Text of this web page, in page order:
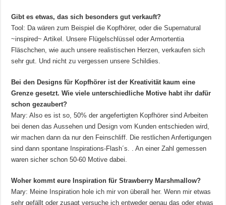
Gibt es etwas, das sich besonders gut verkauft?
Tool: Da wären zum Beispiel die Kopfhörer, oder die Supernatural
~inspired~ Artikel. Unsere Flügelschlüssel oder Armortentia
Fläschchen, wie auch unsere realistischen Herzen, verkaufen sich
sehr gut. Und nicht zu vergessen unsere Schildies.
Bei den Designs für Kopfhörer ist der Kreativität kaum eine
Grenze gesetzt. Wie viele unterschiedliche Motive habt ihr dafür
schon gezaubert?
Mary: Also es ist so, 50% der angefertigten Kopfhörer sind Arbeiten
bei denen das Aussehen und Design vom Kunden entschieden wird,
wir machen dann da nur den Feinschliff. Die restlichen Anfertigungen
sind dann spontane Inspirations-Flash´s. . An einer Zahl gemessen
waren sicher schon 50-60 Motive dabei.
Woher kommt eure Inspiration für Strawberry Marshmallow?
Mary: Meine Inspiration hole ich mir von überall her. Wenn mir etwas
sehr gefällt oder zusagt versuche ich entweder genau das oder etwas